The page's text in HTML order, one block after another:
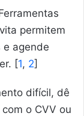
permitem
e agende
[1, 2]
difícil, dê
o CVV ou